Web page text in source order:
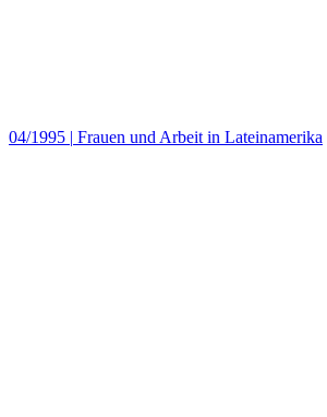
04/1995 | Frauen und Arbeit in Lateinamerika